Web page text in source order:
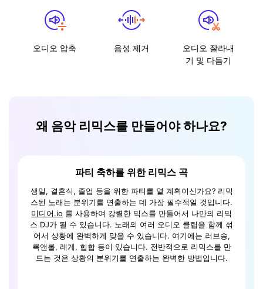
오디오 압축 음성 제거
오디오 잘라내
기 및 다듬기
왜 음악 리믹스를 만들어야 하나요?
파티 축하를 위한 리믹스 곡
생일, 결혼식, 졸업 등을 위한 파티를 열 계획이신가요? 리믹
스된 노래는 분위기를 연출하는 데 가장 필수적일 것입니다.
미디어.io 를 사용하여 강렬한 믹스를 만들어서 나만의 리믹
스 DJ가 될 수 있습니다. 노래의 여러 오디오 클립을 함께 섞
어서 상황에 완벽하게 맞을 수 있습니다. 여기에는 러브송,
록앤롤, 레게, 힙합 등이 있습니다. 전반적으로 리믹스를 만
드는 것은 상황의 분위기를 연출하는 완벽한 방법입니다.